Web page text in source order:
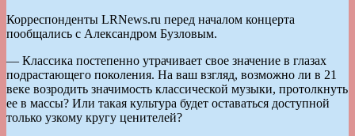
Корреспонденты LRNews.ru перед началом концерта
пообщались с Александром Бузловым.
— Классика постепенно утрачивает свое значение в глазах
подрастающего поколения. На ваш взгляд, возможно ли в 21
веке возродить значимость классической музыки, протолкнуть
ее в массы? Или такая культура будет оставаться доступной
только узкому кругу ценителей?